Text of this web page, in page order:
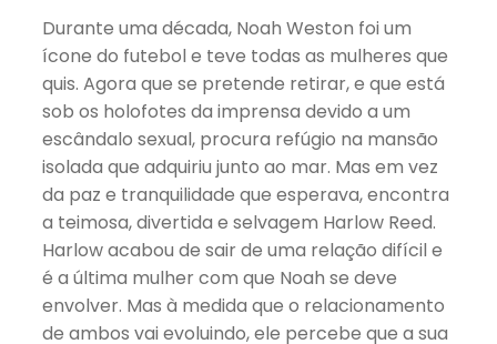
Durante uma década, Noah Weston foi um
ícone do futebol e teve todas as mulheres que
quis. Agora que se pretende retirar, e que está
sob os holofotes da imprensa devido a um
escândalo sexual, procura refúgio na mansão
isolada que adquiriu junto ao mar. Mas em vez
da paz e tranquilidade que esperava, encontra
a teimosa, divertida e selvagem Harlow Reed.
Harlow acabou de sair de uma relação difícil e
é a última mulher com que Noah se deve
envolver. Mas à medida que o relacionamento
de ambos vai evoluindo, ele percebe que a sua